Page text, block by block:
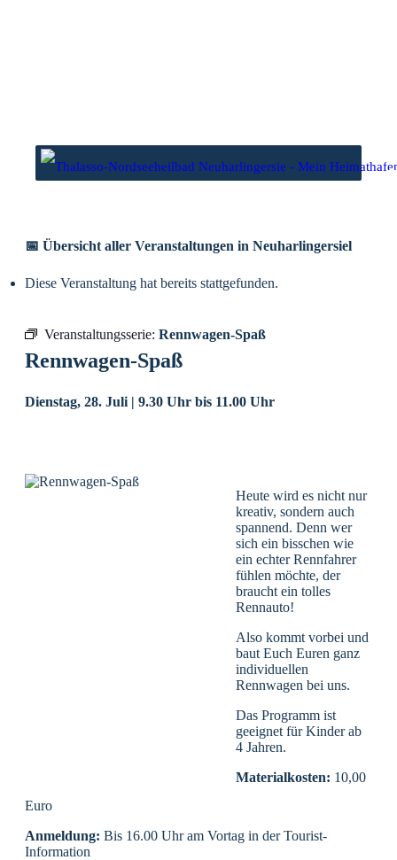
📅 Übersicht aller Veranstaltungen in Neuharlingersiel
Diese Veranstaltung hat bereits stattgefunden.
Veranstaltungsserie: Rennwagen-Spaß
Rennwagen-Spaß
Dienstag, 28. Juli | 9.30 Uhr bis 11.00 Uhr
Heute wird es nicht nur
kreativ, sondern auch
spannend. Denn wer
sich ein bisschen wie
ein echter Rennfahrer
fühlen möchte, der
braucht ein tolles
Rennauto!
Also kommt vorbei und
baut Euch Euren ganz
individuellen
Rennwagen bei uns.
Das Programm ist
geeignet für Kinder ab
4 Jahren.
Materialkosten: 10,00
Euro
Anmeldung: Bis 16.00 Uhr am Vortag in der Tourist-
Information